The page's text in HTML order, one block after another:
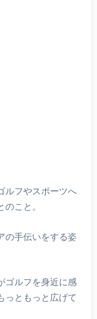
ルフやスポーツへ
こと。
の手伝いをする姿
ゴルフを身近に感
っともっと広げて